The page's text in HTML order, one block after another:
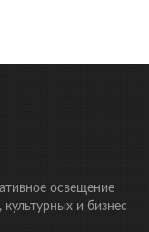
освещение
и бизнес